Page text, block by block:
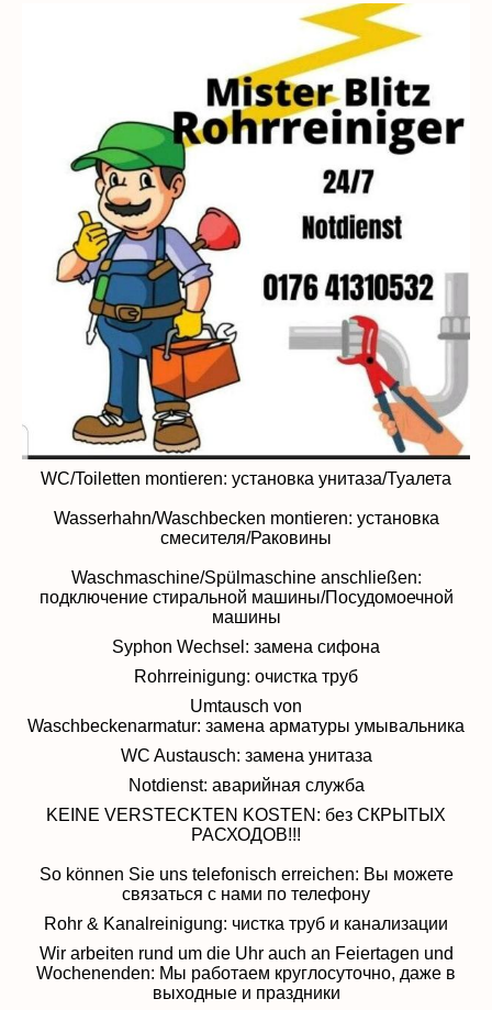
WC/Toiletten montieren: установка унитаза/Туалета
Wasserhahn/Waschbecken montieren: установка
смесителя/Раковины
Waschmaschine/Spülmaschine anschließen:
подключение стиральной машины/Посудомоечной
машины
Syphon Wechsel: замена сифона
Rohrreinigung: очистка труб
Umtausch von
Waschbeckenarmatur: замена арматуры умывальника
WC Austausch: замена унитаза
Notdienst: аварийная служба
KEINE VERSTECKTEN KOSTEN: без СКРЫТЫХ
РАСХОДОВ!!!
So können Sie uns telefonisch erreichen: Вы можете
связаться с нами по телефону
Rohr & Kanalreinigung: чистка труб и канализации
Wir arbeiten rund um die Uhr auch an Feiertagen und
Wochenenden: Мы работаем круглосуточно, даже в
выходные и праздники